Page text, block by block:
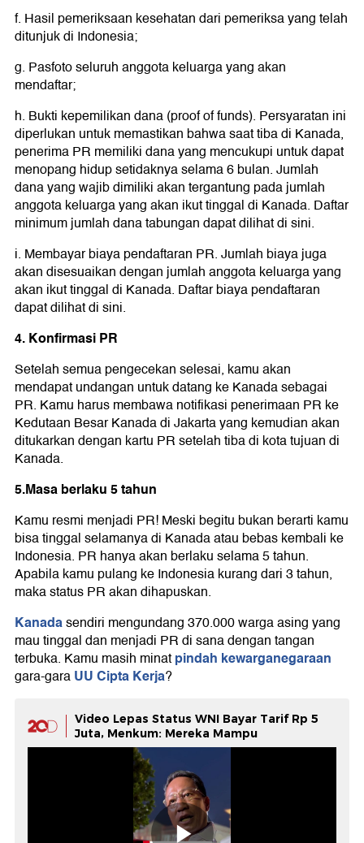
f. Hasil pemeriksaan kesehatan dari pemeriksa yang telah
ditunjuk di Indonesia;
g. Pasfoto seluruh anggota keluarga yang akan
mendaftar;
h. Bukti kepemilikan dana (proof of funds). Persyaratan ini
diperlukan untuk memastikan bahwa saat tiba di Kanada,
penerima PR memiliki dana yang mencukupi untuk dapat
menopang hidup setidaknya selama 6 bulan. Jumlah
dana yang wajib dimiliki akan tergantung pada jumlah
anggota keluarga yang akan ikut tinggal di Kanada. Daftar
minimum jumlah dana tabungan dapat dilihat di sini.
i. Membayar biaya pendaftaran PR. Jumlah biaya juga
akan disesuaikan dengan jumlah anggota keluarga yang
akan ikut tinggal di Kanada. Daftar biaya pendaftaran
dapat dilihat di sini.
4. Konfirmasi PR
Setelah semua pengecekan selesai, kamu akan
mendapat undangan untuk datang ke Kanada sebagai
PR. Kamu harus membawa notifikasi penerimaan PR ke
Kedutaan Besar Kanada di Jakarta yang kemudian akan
ditukarkan dengan kartu PR setelah tiba di kota tujuan di
Kanada.
5.Masa berlaku 5 tahun
Kamu resmi menjadi PR! Meski begitu bukan berarti kamu
bisa tinggal selamanya di Kanada atau bebas kembali ke
Indonesia. PR hanya akan berlaku selama 5 tahun.
Apabila kamu pulang ke Indonesia kurang dari 3 tahun,
maka status PR akan dihapuskan.
Kanadasendiri mengundang 370.000 warga asing yang
mau tinggal dan menjadi PR di sana dengan tangan
terbuka. Kamu masih minatpindah kewarganegaraan
gara-garaUU Cipta Kerja?
Video Lepas Status WNI Bayar Tarif Rp 5
Juta, Menkum: Mereka Mampu